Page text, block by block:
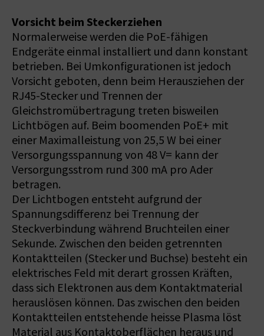
Vorsicht beim Steckerziehen
Normalerweise werden die PoE-fähigen
Endgeräte einmal installiert und dann konstant
betrieben. Bei Umkonfigurationen ist jedoch
Vorsicht geboten, denn beim Herausziehen der
RJ45-Stecker und Trennen der
Gleichstromübertragung treten bisweilen
Lichtbögen auf. Beim boomenden PoE+ mit
einer Maximalleistung von 25,5 W bei einer
Versorgungsspannung von 48 V= kann der
Versorgungsstrom rund 300 mA pro Ader
betragen.
Der Lichtbogen entsteht aufgrund der
Spannungsdifferenz bei Trennung der
Steckverbindung während Bruchteilen einer
Sekunde. Zwischen den beiden getrennten
Kontaktteilen (Stecker und Buchse) besteht ein
elektrisches Feld mit derart grossen Kräften,
dass sich Elektronen aus dem Kontaktmaterial
herauslösen können. Das zwischen den beiden
Kontaktteilen entstehende heisse Plasma löst
Material aus Kontaktoberflächen heraus und